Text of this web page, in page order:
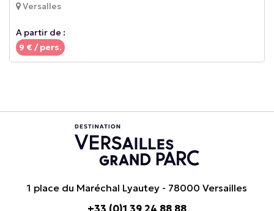
Versalles
A partir de :
9 € / pers.
1 place du Maréchal Lyautey - 78000 Versailles